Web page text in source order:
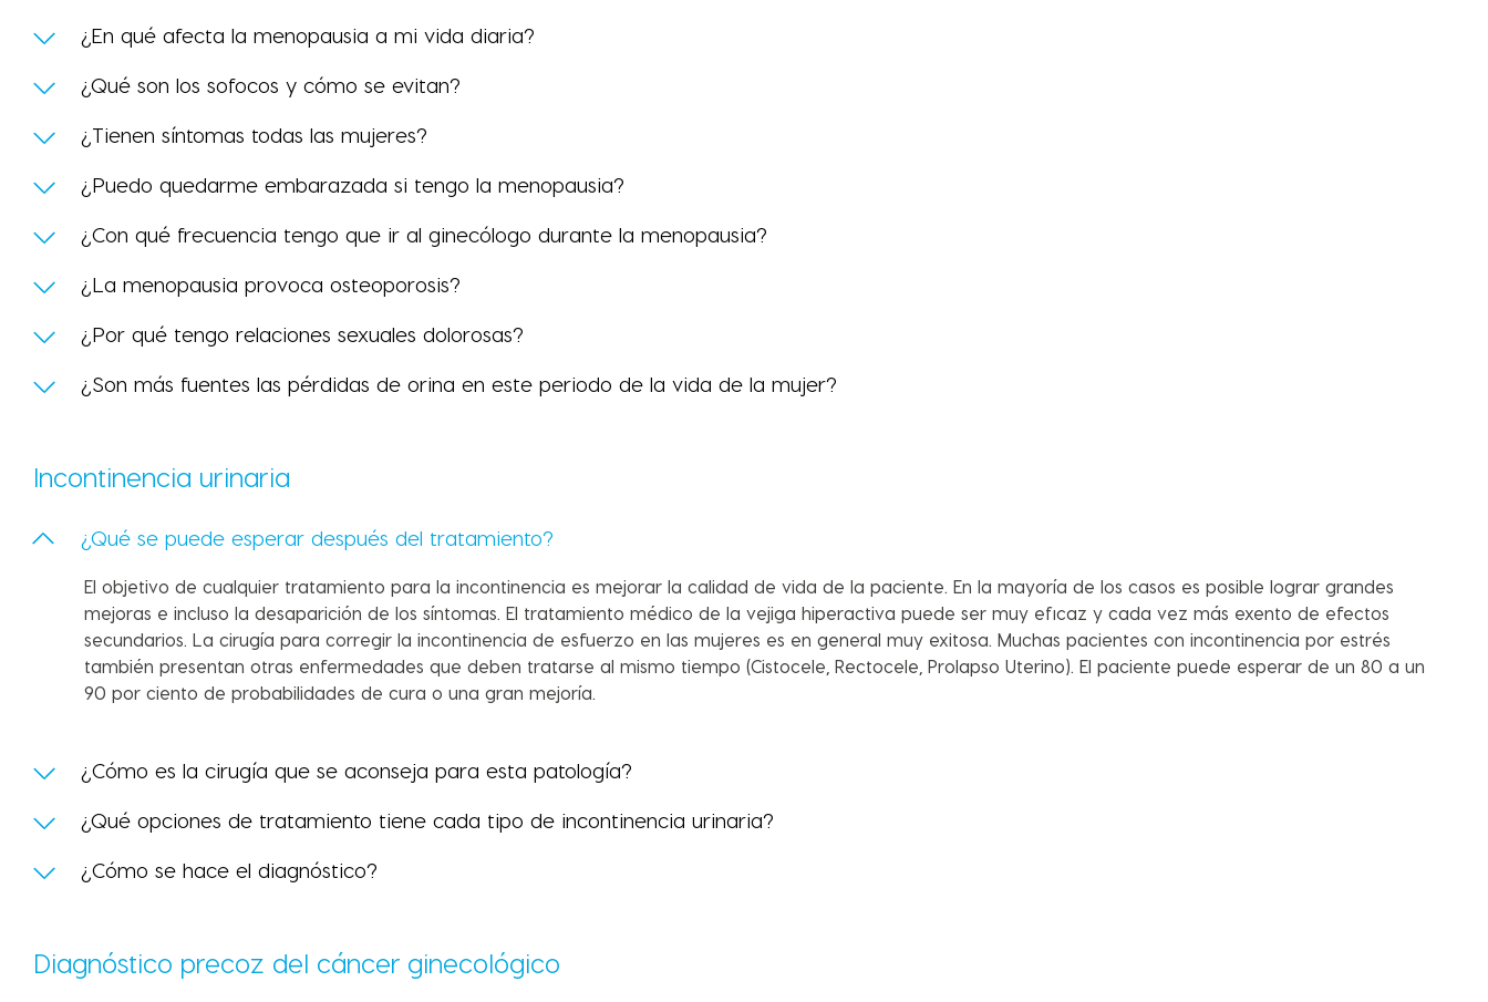
¿En qué afecta la menopausia a mi vida diaria?
¿Qué son los sofocos y cómo se evitan?
¿Tienen síntomas todas las mujeres?
¿Puedo quedarme embarazada si tengo la menopausia?
¿Con qué frecuencia tengo que ir al ginecólogo durante la menopausia?
¿La menopausia provoca osteoporosis?
¿Por qué tengo relaciones sexuales dolorosas?
¿Son más fuentes las pérdidas de orina en este periodo de la vida de la mujer?
Incontinencia urinaria
¿Qué se puede esperar después del tratamiento?
El objetivo de cualquier tratamiento para la incontinencia es mejorar la calidad de vida de la paciente. En la mayoría de los casos es posible lograr grandes
mejoras e incluso la desaparición de los síntomas. El tratamiento médico de la vejiga hiperactiva puede ser muy eficaz y cada vez más exento de efectos
secundarios. La cirugía para corregir la incontinencia de esfuerzo en las mujeres es en general muy exitosa. Muchas pacientes con incontinencia por estrés
también presentan otras enfermedades que deben tratarse al mismo tiempo (Cistocele, Rectocele, Prolapso Uterino). El paciente puede esperar de un 80 a un
90 por ciento de probabilidades de cura o una gran mejoría.
¿Cómo es la cirugía que se aconseja para esta patología?
¿Qué opciones de tratamiento tiene cada tipo de incontinencia urinaria?
¿Cómo se hace el diagnóstico?
Diagnóstico precoz del cáncer ginecológico